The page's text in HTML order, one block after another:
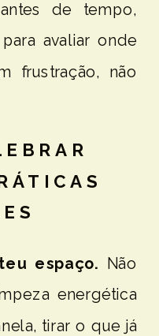
de tempo,
avaliar onde
frustração, não
espaço. Não
energética
tirar o que já